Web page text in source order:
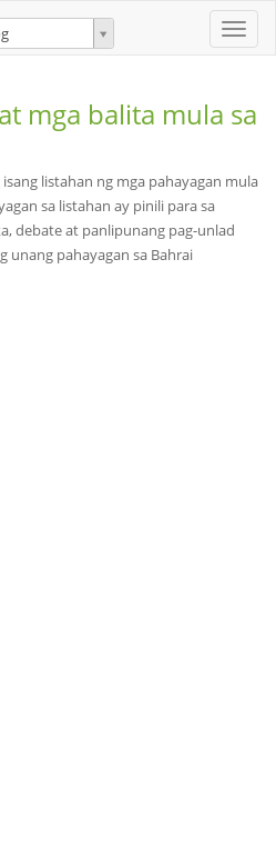
Toggle
mga balita mula sa
listahan ng mga pahayagan mula
sa listahan ay pinili para sa
debate at panlipunang pag-unlad
unang pahayagan sa Bahrai